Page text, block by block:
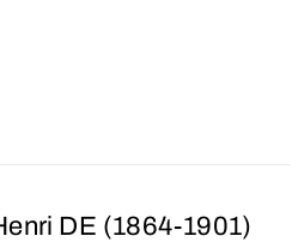
DE (1864-1901)